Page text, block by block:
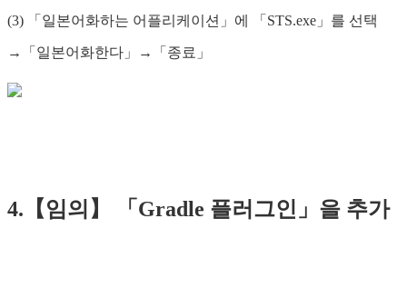
(3) 「일본어화하는 어플리케이션」에 「STS.exe」를 선택
→「일본어화한다」→「종료」
4.【임의】 「Gradle 플러그인」을 추가